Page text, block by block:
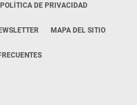
POLÍTICA DE PRIVACIDAD
MAPA DEL SITIO